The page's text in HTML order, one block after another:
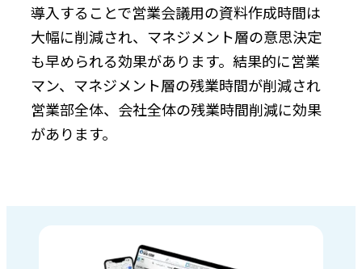
導入することで営業会議用の資料作成時間は
大幅に削減され、マネジメント層の意思決定
も早められる効果があります。結果的に営業
マン、マネジメント層の残業時間が削減され
営業部全体、会社全体の残業時間削減に効果
があります。